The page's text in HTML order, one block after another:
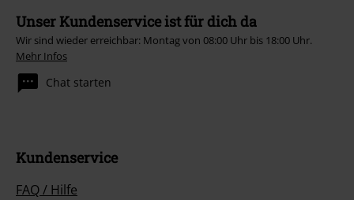
Unser Kundenservice ist für dich da
Wir sind wieder erreichbar: Montag von 08:00 Uhr bis 18:00 Uhr.
Mehr Infos
Chat starten
Kundenservice
FAQ / Hilfe